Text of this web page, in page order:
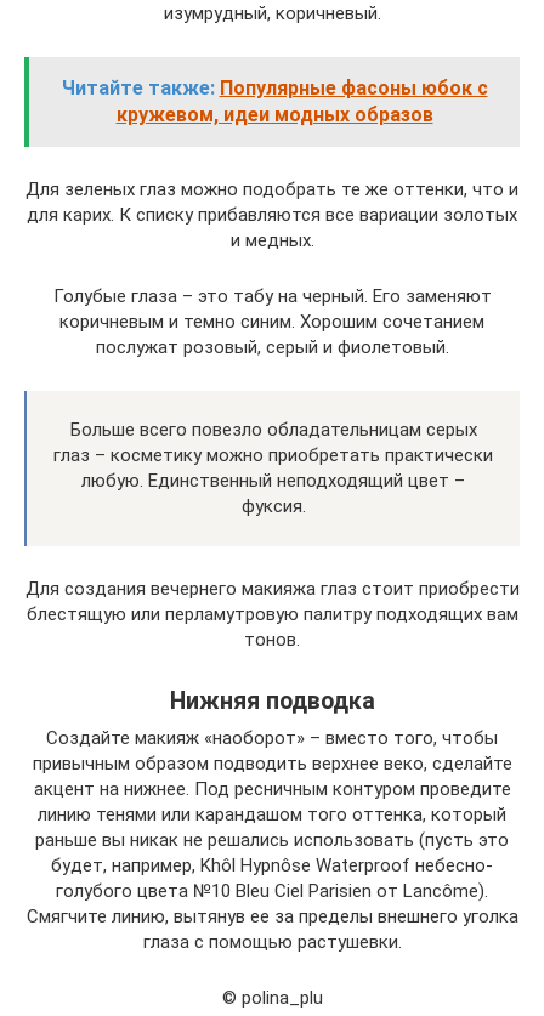
изумрудный, коричневый.
Читайте также: Популярные фасоны юбок с
кружевом, идеи модных образов
Для зеленых глаз можно подобрать те же оттенки, что и
для карих. К списку прибавляются все вариации золотых
и медных.
Голубые глаза – это табу на черный. Его заменяют
коричневым и темно синим. Хорошим сочетанием
послужат розовый, серый и фиолетовый.
Больше всего повезло обладательницам серых
глаз – косметику можно приобретать практически
любую. Единственный неподходящий цвет –
фуксия.
Для создания вечернего макияжа глаз стоит приобрести
блестящую или перламутровую палитру подходящих вам
тонов.
Нижняя подводка
Создайте макияж «наоборот» – вместо того, чтобы
привычным образом подводить верхнее веко, сделайте
акцент на нижнее. Под ресничным контуром проведите
линию тенями или карандашом того оттенка, который
раньше вы никак не решались использовать (пусть это
будет, например, Khôl Hypnôse Waterproof небесно-
голубого цвета №10 Bleu Ciel Parisien от Lancôme).
Смягчите линию, вытянув ее за пределы внешнего уголка
глаза с помощью растушевки.
© polina_plu